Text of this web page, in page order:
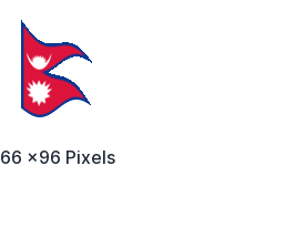
66 x96 Pixels